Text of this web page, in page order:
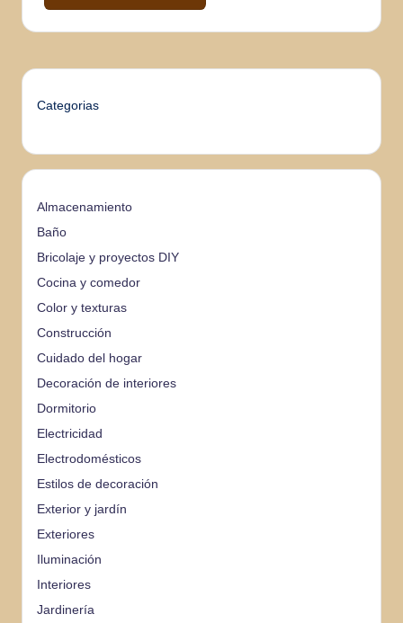
Categorias
Almacenamiento
Baño
Bricolaje y proyectos DIY
Cocina y comedor
Color y texturas
Construcción
Cuidado del hogar
Decoración de interiores
Dormitorio
Electricidad
Electrodomésticos
Estilos de decoración
Exterior y jardín
Exteriores
Iluminación
Interiores
Jardinería